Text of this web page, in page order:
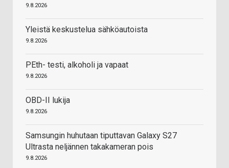
9.8.2026
Yleistä keskustelua sähköautoista
9.8.2026
PEth- testi, alkoholi ja vapaat
9.8.2026
OBD-II lukija
9.8.2026
Samsungin huhutaan tiputtavan Galaxy S27
Ultrasta neljännen takakameran pois
9.8.2026